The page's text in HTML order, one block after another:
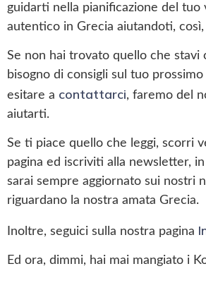
guidarti nella pianificazione del tuo
autentico in Grecia aiutandoti,
Se non hai trovato quello che stavi
bisogno di consigli sul tuo prossimo
esitare a contattarci, faremo del
aiutarti.
Se ti piace quello che leggi, scorri
pagina ed iscriviti alla newsletter,
sarai sempre aggiornato sui nostri
riguardano la nostra amata Grecia.
Inoltre, seguici sulla nostra pagina
Ed ora, dimmi, hai mai mangiato i